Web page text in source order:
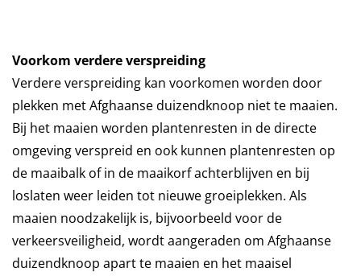
Voorkom verdere verspreiding
Verdere verspreiding kan voorkomen worden door
plekken met Afghaanse duizendknoop niet te maaien.
Bij het maaien worden plantenresten in de directe
omgeving verspreid en ook kunnen plantenresten op
de maaibalk of in de maaikorf achterblijven en bij
loslaten weer leiden tot nieuwe groeiplekken. Als
maaien noodzakelijk is, bijvoorbeeld voor de
verkeersveiligheid, wordt aangeraden om Afghaanse
duizendknoop apart te maaien en het maaisel